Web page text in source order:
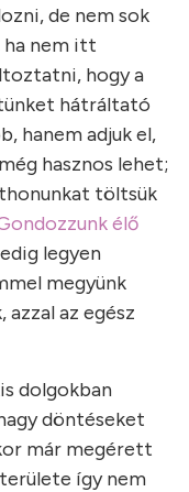
de nem sok
ha nem itt
hogy a
hátráltató
hanem adjuk el,
hasznos lehet;
töltsük
élő
legyen
megyünk
azzal az egész
dolgokban
döntéseket
már megérett
így nem